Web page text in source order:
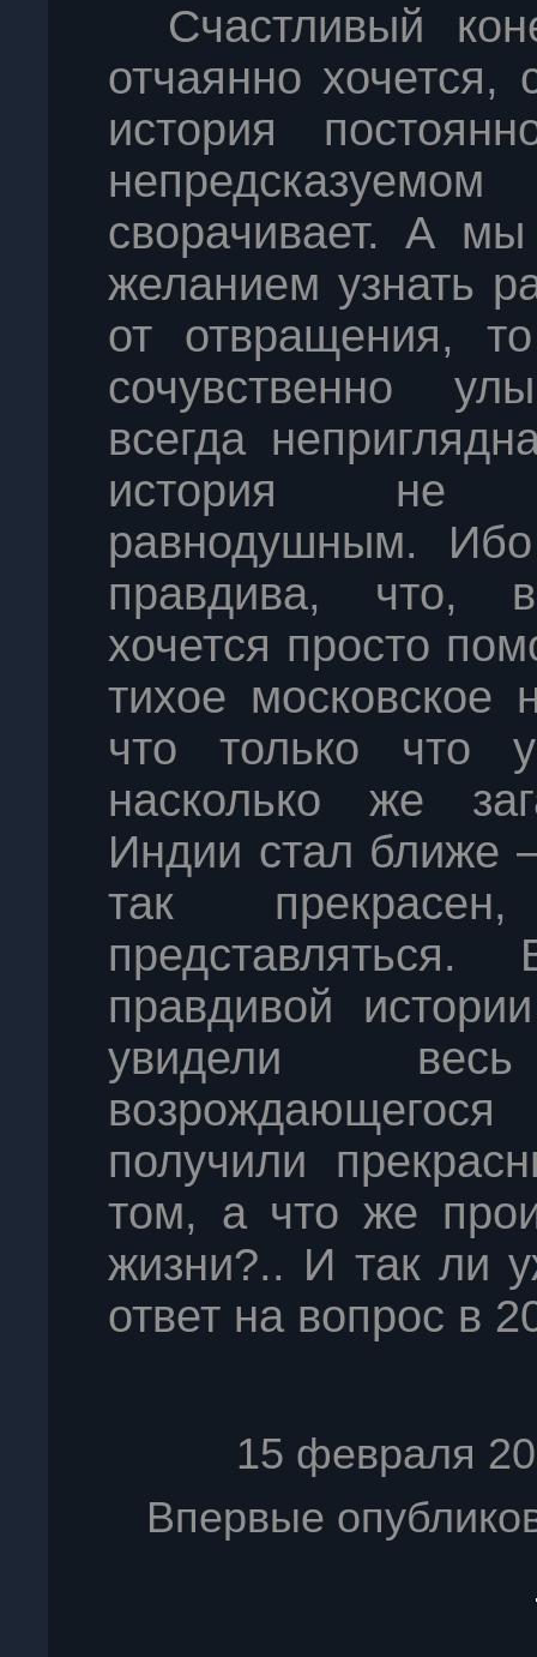
Счастливый
отчаянно хочется,
история
сворачивает. А
желанием узнать
от отвращения,
сочувственно
всегда
история не
равнодушным.
правдива, что,
хочется просто
тихое
что только что
насколько же
Индии стал ближе
так
правдивой
увидели
получили
том, а что же
жизни?.. И так ли
ответ на вопрос в
15 февраля
Впервые